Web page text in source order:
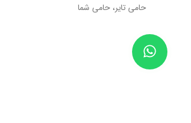
حامی تایر، حامی شما